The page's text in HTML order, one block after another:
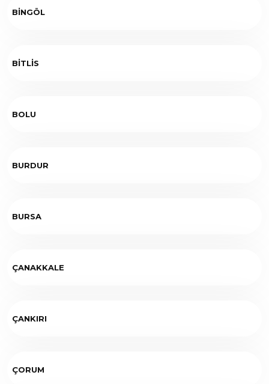
BİNGÖL
BİTLİS
BOLU
BURDUR
BURSA
ÇANAKKALE
ÇANKIRI
ÇORUM